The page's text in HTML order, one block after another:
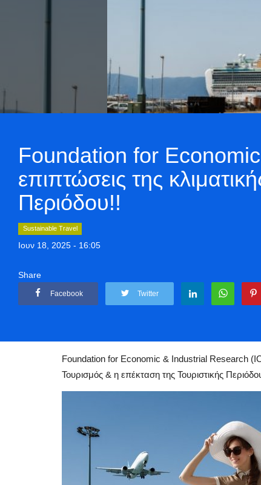
Foundation for
επιπτώσεις της
Περιόδου!!
Sustainable Travel
Ιουν 18, 2025 - 16:05
Share
Facebook Twitter
Foundation for Economic & Industrial Research
Τουρισμός & η επέκταση της Τουριστικής